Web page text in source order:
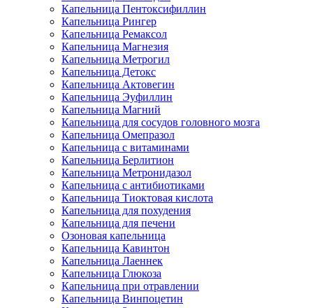
Капельница Пентоксифиллин
Капельница Рингер
Капельница Ремаксол
Капельница Магнезия
Капельница Метрогил
Капельница Детокс
Капельница Актовегин
Капельница Эуфиллин
Капельница Магний
Капельница для сосудов головного мозга
Капельница Омепразол
Капельница с витаминами
Капельница Берлитион
Капельница Метронидазол
Капельница с антибиотиками
Капельница Тиоктовая кислота
Капельница для похудения
Капельница для печени
Озоновая капельница
Капельница Кавинтон
Капельница Лаеннек
Капельница Глюкоза
Капельница при отравлении
Капельница Винпоцетин